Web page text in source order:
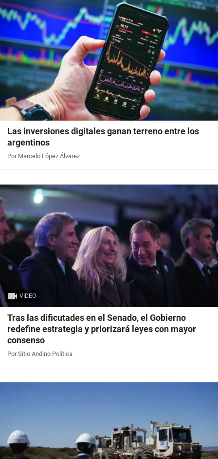
Las inversiones digitales ganan terreno entre los
argentinos
Por Marcelo López Álvarez
VIDEO
Tras las dificutades en el Senado, el Gobierno
redefine estrategia y priorizará leyes con mayor
consenso
Por Sitio Andino Política